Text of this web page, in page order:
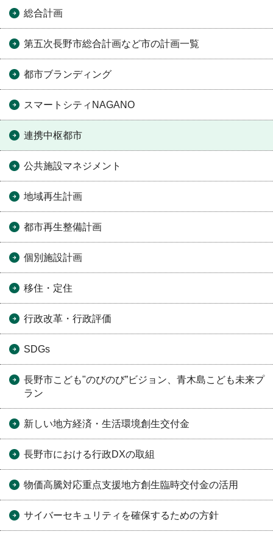
総合計画
第五次長野市総合計画など市の計画一覧
都市ブランディング
スマートシティNAGANO
連携中枢都市
公共施設マネジメント
地域再生計画
都市再生整備計画
個別施設計画
移住・定住
行政改革・行政評価
SDGs
長野市こども"のびのび”ビジョン、青木島こども未来プ
ラン
新しい地方経済・生活環境創生交付金
長野市における行政DXの取組
物価高騰対応重点支援地方創生臨時交付金の活用
サイバーセキュリティを確保するための方針